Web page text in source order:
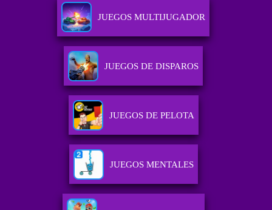
JUEGOS MULTIJUGADOR
JUEGOS DE DISPAROS
JUEGOS DE PELOTA
JUEGOS MENTALES